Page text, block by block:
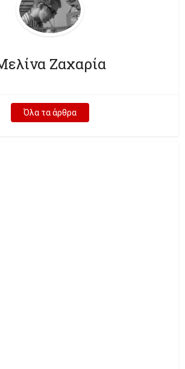
Ζαχαρία
Όλα τα άρθρα